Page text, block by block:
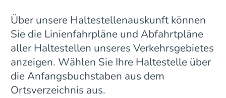
Über unsere Haltestellenauskunft können
Sie die Linienfahrpläne und Abfahrtpläne
aller Haltestellen unseres Verkehrsgebietes
anzeigen. Wählen Sie Ihre Haltestelle über
die Anfangsbuchstaben aus dem
Ortsverzeichnis aus.